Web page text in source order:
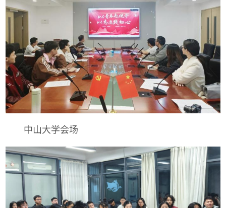
中山大学会场